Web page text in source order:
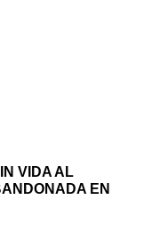
VIDA AL
EN